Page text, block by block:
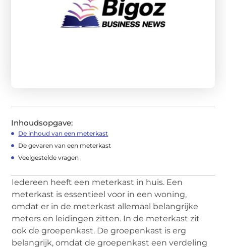
Inhoudsopgave:
De inhoud van een meterkast
De gevaren van een meterkast
Veelgestelde vragen
Iedereen heeft een meterkast in huis. Een
meterkast is essentieel voor in een woning,
omdat er in de meterkast allemaal belangrijke
meters en leidingen zitten. In de meterkast zit
ook de groepenkast. De groepenkast is erg
belangrijk, omdat de groepenkast een verdeling